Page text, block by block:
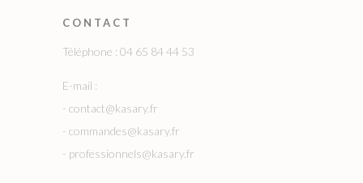
CONTACT
Téléphone : 04 65 84 44 53
E-mail :
-contact@kasary.fr
-commandes@kasary.fr
- professionnels@kasary.fr